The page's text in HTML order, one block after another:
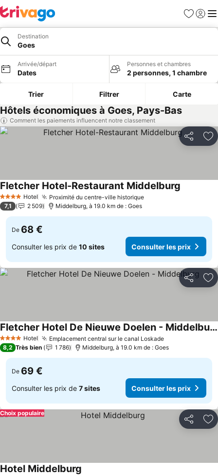
Favoris
Se
Destination
Goes
Arrivée/départ
Dates
Personnes et chambres
2 personnes, 1 chambre
Trier Filtrer Carte
Hôtels économiques à Goes, Pays-Bas
Comment les paiements influencent notre classement
Partager
4 Étoiles Hotel Proximité du centre-ville historiqueConsulter les prix
Fletcher Hotel-Restaurant Middelburg
7,1 2 509 Middelburg, à 19.0 km de : Goes
De 68 €
Consulter les prix de 10 sites Consulter les prix
Partager
4 Étoiles Hotel Emplacement central sur le canal LoskadeConsulter les
Fletcher Hotel De Nieuwe Doelen - Middelburg
Consulter les prix
8,2 Très bien 1 786 Middelburg, à 19.0 km de : Goes
De 69 €
Consulter les prix de 7 sites Consulter les prix
Partager
Choix populaire
Hotel Middelburg